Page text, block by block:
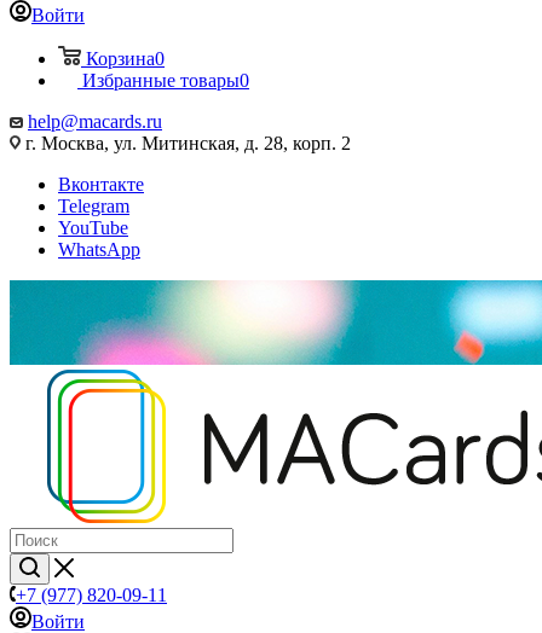
Войти
Корзина0
Избранные товары0
help@macards.ru
г. Москва, ул. Митинская, д. 28, корп. 2
Вконтакте
Telegram
YouTube
WhatsApp
+7 (977) 820-09-11
Войти